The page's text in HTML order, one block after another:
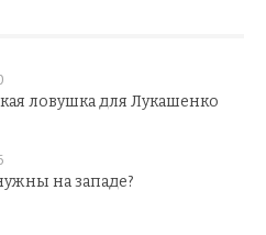
ловушка для Лукашенко
на западе?